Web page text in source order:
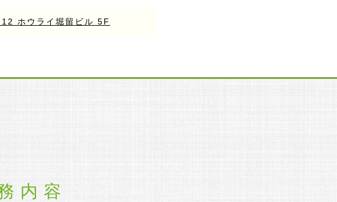
ホウライ堀留ビル 5F
内容